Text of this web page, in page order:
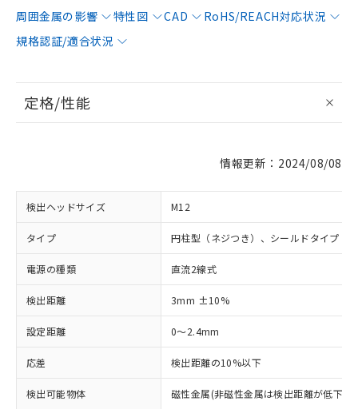
周囲金属の影響
特性図 CAD
RoHS/REACH対応状況
規格認証/適合状況
定格/性能
情報更新：2024/08/08
検出ヘッドサイズ M12
タイプ 円柱型（ネジつき）、シールドタイプ
電源の種類 直流2線式
検出距離 3mm ±10%
設定距離 0～2.4mm
応差 検出距離の10%以下
検出可能物体 磁性金属(非磁性金属は検出距離が低下し